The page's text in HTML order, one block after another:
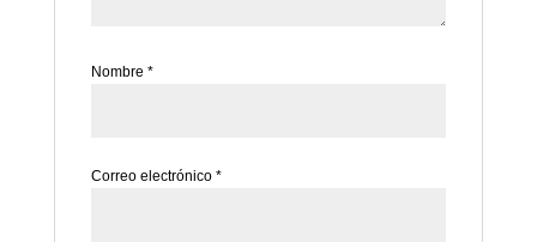
Nombre *
Correo electrónico *